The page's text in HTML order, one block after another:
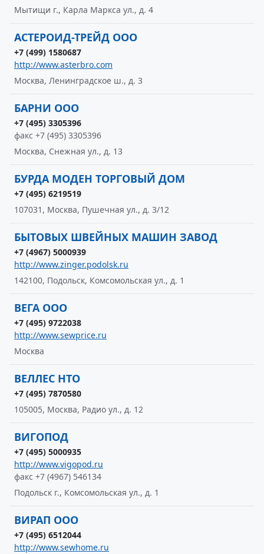
Мытищи г., Карла Маркса ул., д. 4
АСТЕРОИД-ТРЕЙД ООО
+7 (499) 1580687
http://www.asterbro.com
Москва, Ленинградское ш., д. 3
БАРНИ ООО
+7 (495) 3305396
факс +7 (495) 3305396
Москва, Снежная ул., д. 13
БУРДА МОДЕН ТОРГОВЫЙ ДОМ
+7 (495) 6219519
107031, Москва, Пушечная ул., д. 3/12
БЫТОВЫХ ШВЕЙНЫХ МАШИН ЗАВОД
+7 (4967) 5000939
http://www.zinger.podolsk.ru
142100, Подольск, Комсомольская ул., д. 1
ВЕГА ООО
+7 (495) 9722038
http://www.sewprice.ru
Москва
ВЕЛЛЕС НТО
+7 (495) 7870580
105005, Москва, Радио ул., д. 12
ВИГОПОД
+7 (495) 5000935
http://www.vigopod.ru
факс +7 (4967) 546134
Подольск г., Комсомольская ул., д. 1
ВИРАП ООО
+7 (495) 6512044
http://www.sewhome.ru